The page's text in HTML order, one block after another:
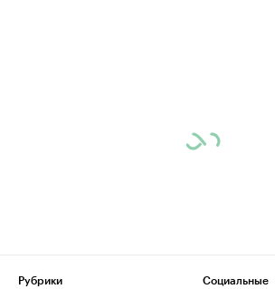
Рубрики
Социальные